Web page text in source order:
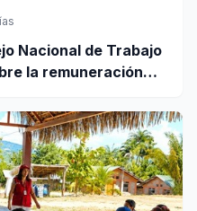
Nacional de Trabajo
la remuneración